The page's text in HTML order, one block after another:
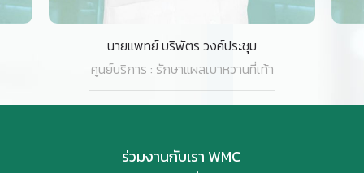
แพทย์หญิง ตรีทิพย์ เกิดสินธ์ชัย
ศูนย์บริการ : รักษาแผลเบาหวานที่เท้า
ร่วมงานกับเรา WMC